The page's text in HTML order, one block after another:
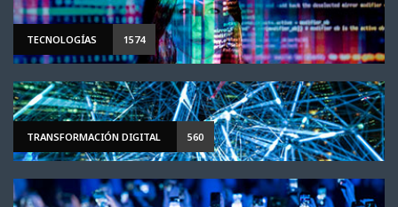
TECNOLOGÍAS 1574
TRANSFORMACIÓN DIGITAL 560